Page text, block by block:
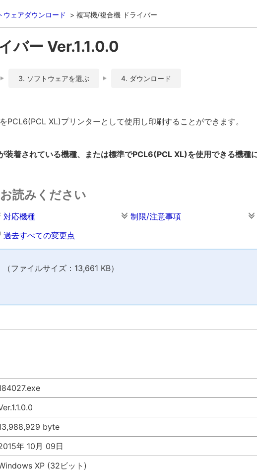
ウェアダウンロード 複写機/複合機 ドライバー
バー Ver.1.1.0.0
3. ソフトウェアを選ぶ 4. ダウンロード
PCL6(PCL XL)プリンターとして使用し印刷することができます。
着されている機種、または標準でPCL6(PCL XL)を使用できる機種
読みください
対応機種 制限/注意事項
過去すべての変更点
ファイルサイズ：13,661 KB）
byte
年 10月 09日
XP (32ビット)